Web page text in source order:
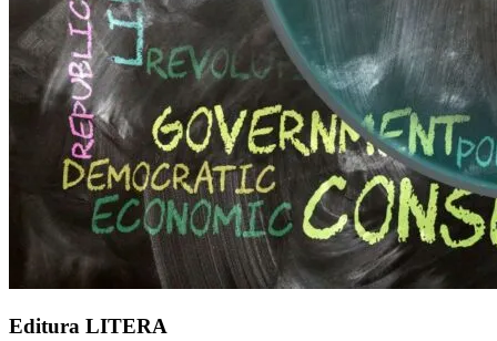
Editura LITERA